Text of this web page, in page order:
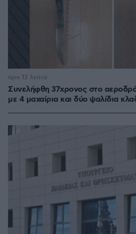
Συνελήφθη 37χρονος στο
με 4 μαχαίρια και δύο ψαλίδια
πριν 12 λεπτά